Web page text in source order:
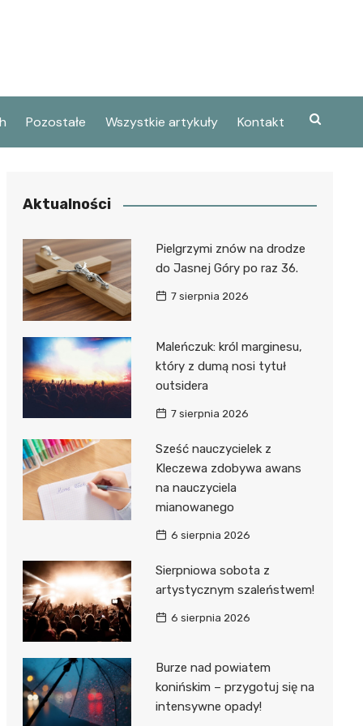
Pozostałe Wszystkie artykuły Kontakt
Aktualności
Pielgrzymi znów na drodze
do Jasnej Góry po raz 36.
7 sierpnia 2026
Maleńczuk: król marginesu,
który z dumą nosi tytuł
outsidera
7 sierpnia 2026
Sześć nauczycielek z
Kleczewa zdobywa awans
na nauczyciela
mianowanego
6 sierpnia 2026
Sierpniowa sobota z
artystycznym szaleństwem!
6 sierpnia 2026
Burze nad powiatem
konińskim – przygotuj się na
intensywne opady!